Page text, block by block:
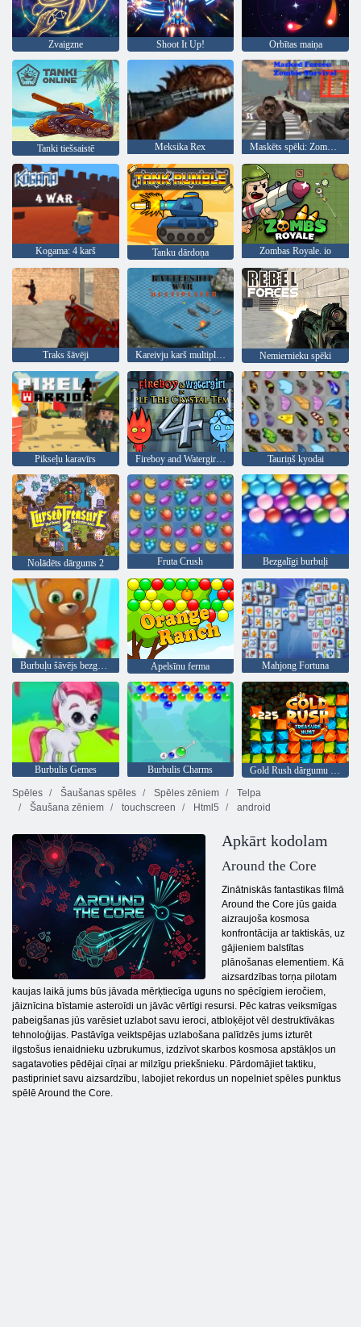
Zvaigzne Shoot It Up! Orbītas maiņa
Tanki tiešsaistē Meksika Rex Maskēts spēki: Zombie Survival
Kogama: 4 karš Tanku dārdoņa Zombas Royale. io
Traks šāvēji Kareivju karš multiplayer Nemiernieku spēki
Pikseļu karavīrs Fireboy and Watergirl 4: Kristāla templis Tauriņš kyodai
Nolādēts dārgums 2 Fruta Crush Bezgalīgi burbuļi
Burbuļu šāvējs bezgalīgs Apelsīnu ferma Mahjong Fortuna
Burbulis Gemes Burbulis Charms
Gold Rush dārgumu medības
Spēles
Šaušanas spēles Spēles zēniem
Telpa
Šaušana zēniem
touchscreen Html5 android
Apkārt kodolam
Around the Core
Zinātniskās fantastikas filmā
Around the Core jūs gaida
aizraujoša kosmosa
konfrontācija ar taktiskās, uz
gājieniem balstītas
plānošanas elementiem. Kā
aizsardzības torņa pilotam
kaujas laikā jums būs jāvada mērķtiecīga uguns no spēcīgiem ieročiem,
jāiznīcina bīstamie asteroīdi un jāvāc vērtīgi resursi. Pēc katras veiksmīgas
pabeigšanas jūs varēsiet uzlabot savu ieroci, atbloķējot vēl destruktīvākas
tehnoloģijas. Pastāvīga veiktspējas uzlabošana palīdzēs jums izturēt
ilgstošus ienaidnieku uzbrukumus, izdzīvot skarbos kosmosa apstākļos un
sagatavoties pēdējai cīņai ar milzīgu priekšnieku. Pārdomājiet taktiku,
pastipriniet savu aizsardzību, labojiet rekordus un nopelniet spēles punktus
spēlē Around the Core.